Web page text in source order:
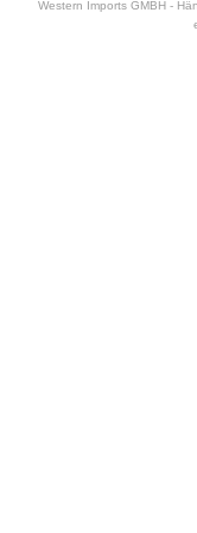
Western Imports GMBH -